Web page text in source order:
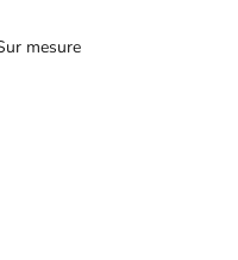
mesure